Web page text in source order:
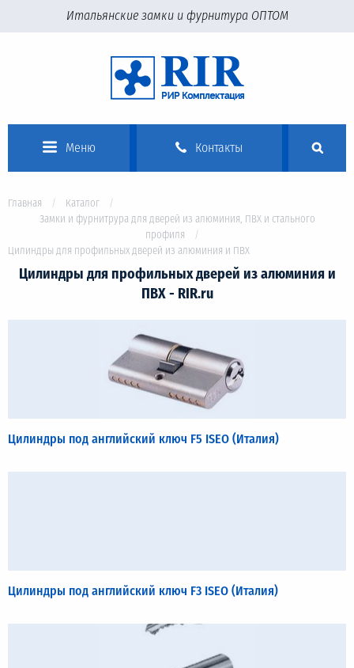
Итальянские замки и фурнитура ОПТОМ
Меню Контакты
Главная
Каталог
Замки и фурнитрура для дверей из алюминия, ПВХ и стального
профиля
Цилиндры для профильных дверей из алюминия и ПВХ
Цилиндры для профильных дверей из алюминия и
ПВХ - RIR.ru
Цилиндры под английский ключ F5 ISEO (Италия)
Цилиндры под английский ключ F3 ISEO (Италия)